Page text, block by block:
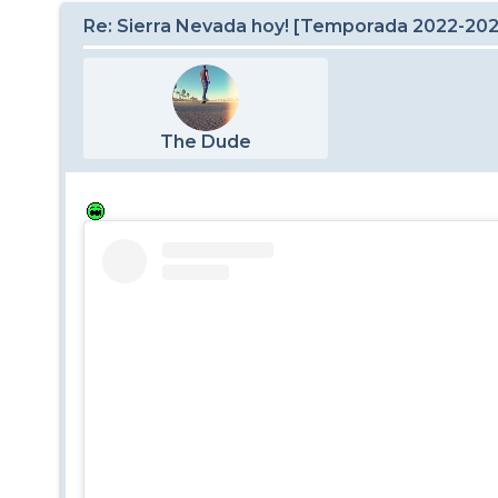
Re: Sierra Nevada hoy! [Temporada 2022-
The Dude